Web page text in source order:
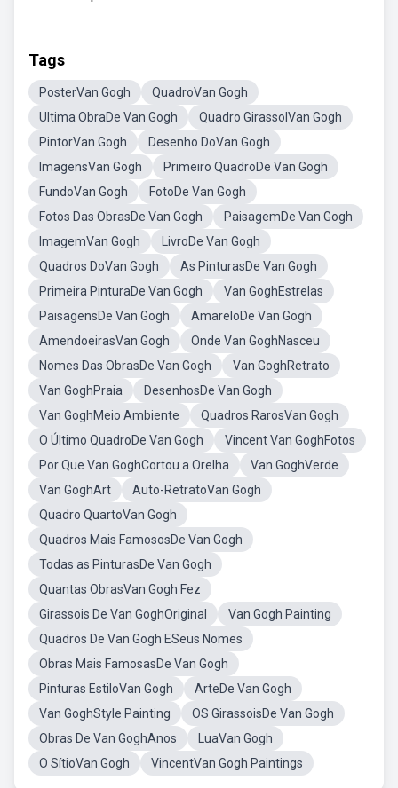
Tags
PosterVan Gogh
QuadroVan Gogh
Ultima ObraDe Van Gogh
Quadro GirassolVan Gogh
PintorVan Gogh
Desenho DoVan Gogh
ImagensVan Gogh
Primeiro QuadroDe Van Gogh
FundoVan Gogh
FotoDe Van Gogh
Fotos Das ObrasDe Van Gogh
PaisagemDe Van Gogh
ImagemVan Gogh
LivroDe Van Gogh
Quadros DoVan Gogh
As PinturasDe Van Gogh
Primeira PinturaDe Van Gogh
Van GoghEstrelas
PaisagensDe Van Gogh
AmareloDe Van Gogh
AmendoeirasVan Gogh
Onde Van GoghNasceu
Nomes Das ObrasDe Van Gogh
Van GoghRetrato
Van GoghPraia
DesenhosDe Van Gogh
Van GoghMeio Ambiente
Quadros RarosVan Gogh
O Último QuadroDe Van Gogh
Vincent Van GoghFotos
Por Que Van GoghCortou a Orelha
Van GoghVerde
Van GoghArt
Auto-RetratoVan Gogh
Quadro QuartoVan Gogh
Quadros Mais FamososDe Van Gogh
Todas as PinturasDe Van Gogh
Quantas ObrasVan Gogh Fez
Girassois De Van GoghOriginal
Van Gogh Painting
Quadros De Van Gogh ESeus Nomes
Obras Mais FamosasDe Van Gogh
Pinturas EstiloVan Gogh
ArteDe Van Gogh
Van GoghStyle Painting
OS GirassoisDe Van Gogh
Obras De Van GoghAnos
LuaVan Gogh
O SítioVan Gogh
VincentVan Gogh Paintings